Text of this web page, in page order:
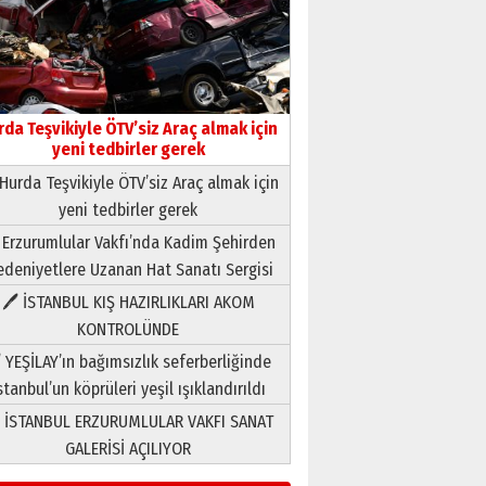
Teşvikiyle ÖTV’siz Araç almak için
yeni tedbirler gerek
Teşvikiyle ÖTV’siz Araç almak için
yeni tedbirler gerek
Vakfı’nda Kadim Şehirden
Uzanan Hat Sanatı Sergisi
🖊 İSTANBUL KIŞ HAZIRLIKLARI AKOM
KONTROLÜNDE
bağımsızlık seferberliğinde
köprüleri yeşil ışıklandırıldı
ERZURUMLULAR VAKFI SANAT
GALERİSİ AÇILIYOR
Neşat YALÇIN
Paranın Aile Kültüründeki Yeri
03 Ağustos 2026 Pazartesi
Yıldırım Gündoğdu
HAVVA’NIN ÜÇ KIZI
09 Temmuz 2026 Perşembe
Yusuf POLAT
Şampiyonluk Sebahattin
Şirin’e yazar